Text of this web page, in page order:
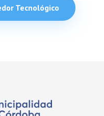
Tecnológico